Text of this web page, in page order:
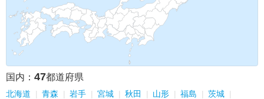
国内： 47都道府県
北海道 青森 岩手 宮城 秋田 山形 福島
茨城